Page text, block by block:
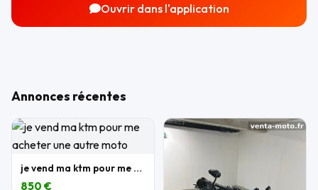
Ouvrir dans l'application
Annonces récentes
je vend ma ktm pour me acheter une autre moto
850 €